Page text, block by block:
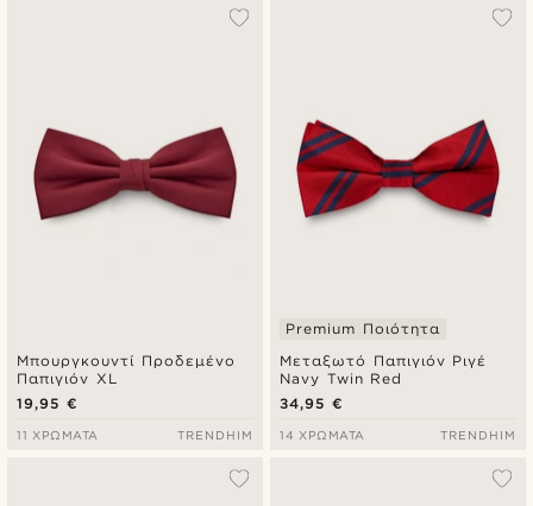
Μπουργκουντί Προδεμένο
Παπιγιόν XL
19,95 €
11 ΧΡΏΜΑΤΑ TRENDHIM
Μεταξωτό Παπιγιόν Ριγέ
Navy Twin Red
Premium Ποιότητα
34,95 €
14 ΧΡΏΜΑΤΑ TRENDHIM